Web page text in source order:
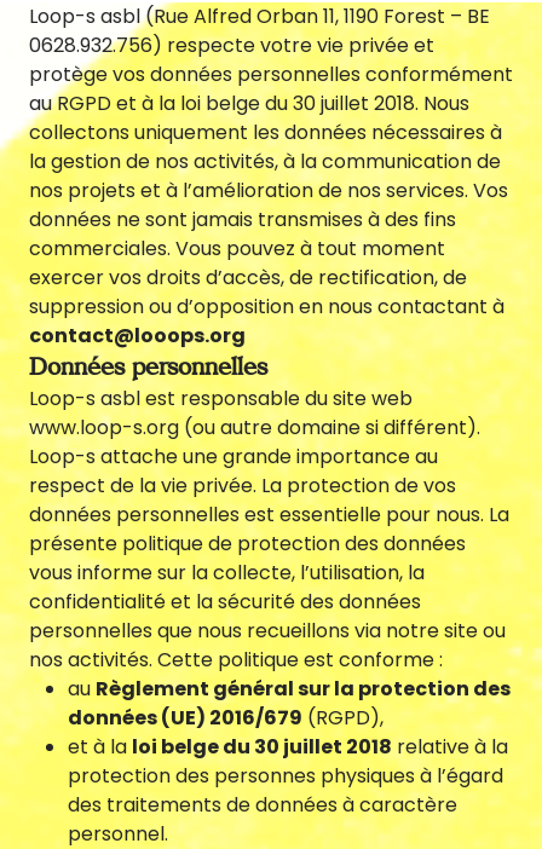
Looops ?
Créations
&
Recherches
Communauté
Loop-s asbl (Rue Alfred Orban 11, 1190 Forest – BE
0628.932.756) respecte votre vie privée et
protège vos données personnelles conformément
au RGPD et à la loi belge du 30 juillet 2018. Nous
collectons uniquement les données nécessaires à
la gestion de nos activités, à la communication de
nos projets et à l’amélioration de nos services. Vos
données ne sont jamais transmises à des fins
commerciales. Vous pouvez à tout moment
exercer vos droits d’accès, de rectification, de
suppression ou d’opposition en nous contactant à
contact@looops.org
Données personnelles
Loop-s asbl est responsable du site web
www.loop-s.org (ou autre domaine si différent).
Loop-s attache une grande importance au
respect de la vie privée. La protection de vos
données personnelles est essentielle pour nous. La
présente politique de protection des données
vous informe sur la collecte, l’utilisation, la
confidentialité et la sécurité des données
personnelles que nous recueillons via notre site ou
nos activités. Cette politique est conforme :
au Règlement général sur la protection des
données (UE) 2016/679 (RGPD),
et à la loi belge du 30 juillet 2018 relative à la
protection des personnes physiques à l’égard
des traitements de données à caractère
personnel.